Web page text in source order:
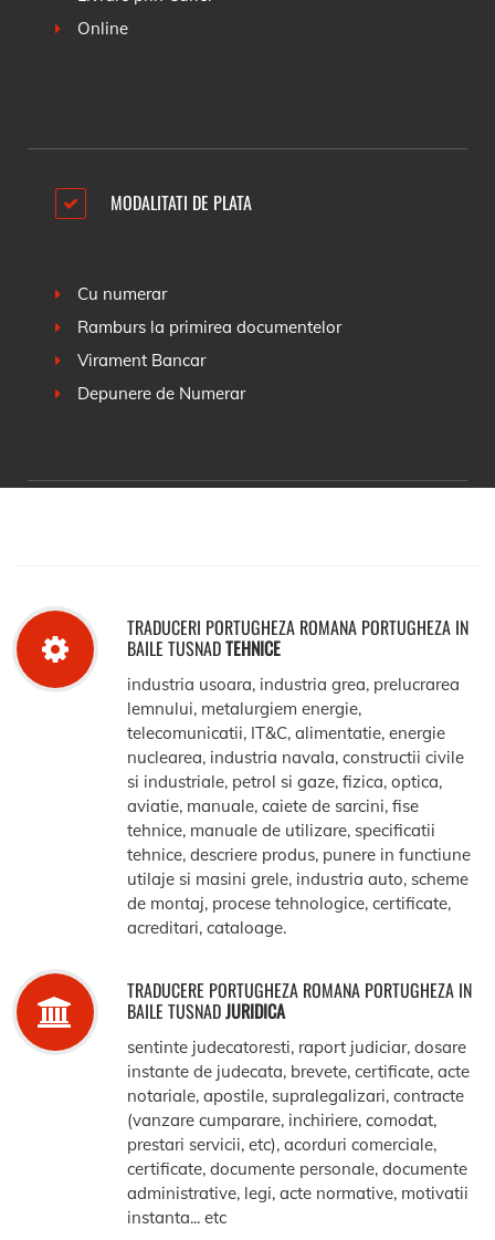
Online
MODALITATI DE PLATA
Cu numerar
Ramburs la primirea documentelor
Virament Bancar
Depunere de Numerar
TRADUCERI PORTUGHEZA ROMANA PORTUGHEZA IN
BAILE TUSNADTEHNICE
industria usoara, industria grea, prelucrarea
lemnului, metalurgiem energie,
telecomunicatii, IT&C, alimentatie, energie
nuclearea, industria navala, constructii civile
si industriale, petrol si gaze, fizica, optica,
aviatie, manuale, caiete de sarcini, fise
tehnice, manuale de utilizare, specificatii
tehnice, descriere produs, punere in functiune
utilaje si masini grele, industria auto, scheme
de montaj, procese tehnologice, certificate,
acreditari, cataloage.
TRADUCERE PORTUGHEZA ROMANA PORTUGHEZA IN
BAILE TUSNADJURIDICA
sentinte judecatoresti, raport judiciar, dosare
instante de judecata, brevete, certificate, acte
notariale, apostile, supralegalizari, contracte
(vanzare cumparare, inchiriere, comodat,
prestari servicii, etc), acorduri comerciale,
certificate, documente personale, documente
administrative, legi, acte normative, motivatii
instanta... etc